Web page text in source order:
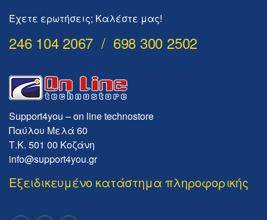
Έχετε ερωτήσεις; Καλέστε μας!
246 104 2067 / 698 300 2502
Support4you – on line technostore
Παύλου Μελά 60
Τ.Κ. 501 00 Κοζάνη
info@support4you.gr
Εξειδικευμένο κατάστημα πληροφορικής